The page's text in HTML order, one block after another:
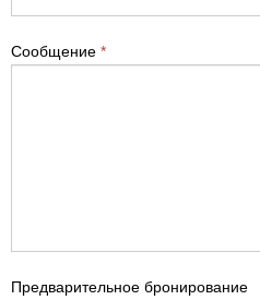
Сообщение *
Предварительное бронирование